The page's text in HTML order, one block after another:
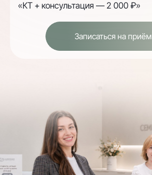
«КТ + консультация — 2 000 ₽»
Записаться на приём